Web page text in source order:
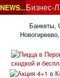
Банкеты,
NEWS...Бизнес-
на Ку ...